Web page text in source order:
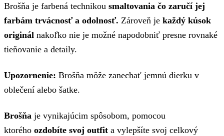
Brošňa je farbená technikou smaltovania čo zaručí jej
farbám trvácnosť a odolnosť. Zároveň je každý kúsok
originál nakoľko nie je možné napodobniť presne rovnaké
tieňovanie a detaily.
Upozornenie: Brošňa môže zanechať jemnú dierku v
oblečení alebo šatke.
Brošňa je vynikajúcim spôsobom, pomocou
ktorého ozdobíte svoj outfit a vylepšíte svoj celkový